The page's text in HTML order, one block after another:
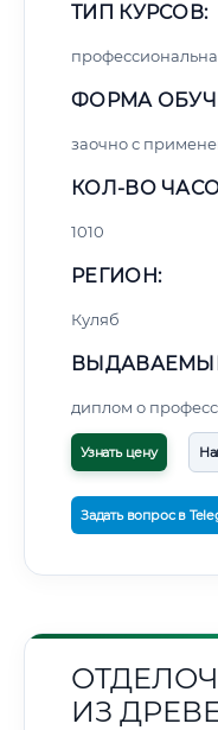
ТИП КУРСОВ:
ФОРМА
заочно с
КОЛ-ВО
1010
РЕГИОН:
Куляб
диплом о
Узнать цену
Задать вопрос в
ИЗ